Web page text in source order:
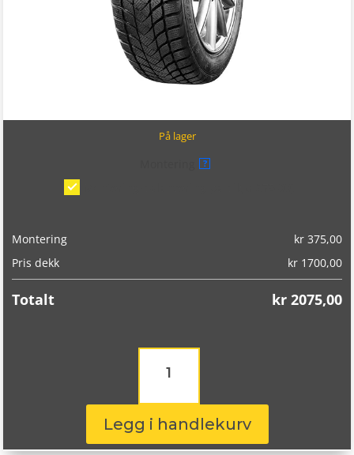
På lager
?
Montering kr375,00
Pris dekk
kr1700,00
Totalt kr2075,00
Landsail
Winter
235/65R17
102T
antall
Legg i handlekurv